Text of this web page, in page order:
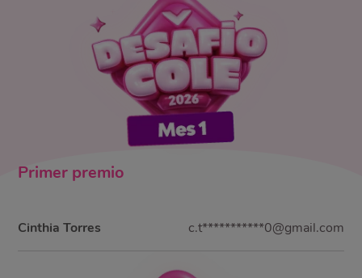
Primer premio
Cinthia Torres c.t***********0@gmail.com